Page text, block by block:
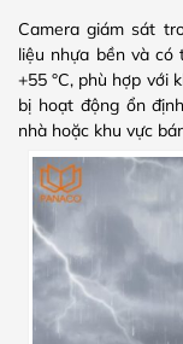
Camera giám sát
liệu nhựa bền và có
+55 °C, phù hợp với
bị hoạt động ổn
nhà hoặc khu vực